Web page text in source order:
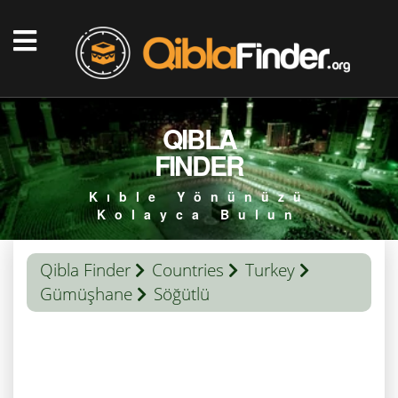
QIBLA
FINDER
Kıble Yönünüzü
Kolayca Bulun
Qibla Finder Countries
Turkey
Gümüşhane
Söğütlü